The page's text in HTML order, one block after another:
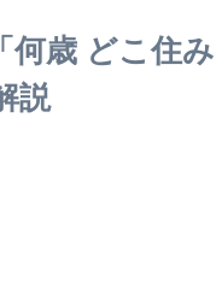
何歳 どこ住
説